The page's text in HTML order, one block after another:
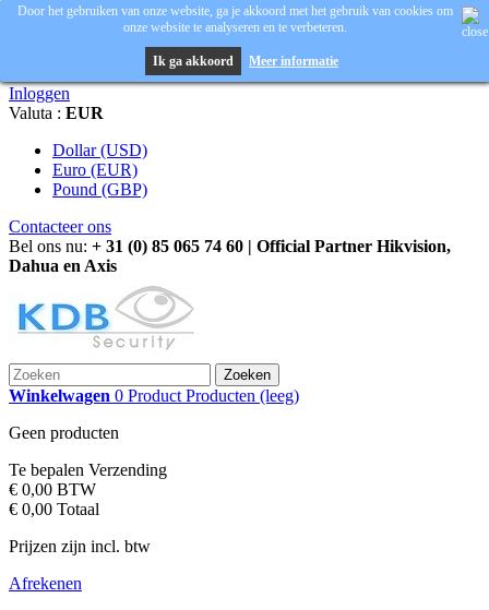
Inloggen
Valuta : EUR
Dollar (USD)
Euro (EUR)
Pound (GBP)
Contacteer ons
Bel ons nu: + 31 (0) 85 065 74 60 | Official Partner Hikvision,
Dahua en Axis
Zoeken
Winkelwagen 0 Product Producten (leeg)
Geen producten
Te bepalen Verzending
€ 0,00 BTW
€ 0,00 Totaal
Prijzen zijn incl. btw
Afrekenen
Door het gebruiken van onze website, ga je akkoord met het gebruik van cookies om
onze website te analyseren en te verbeteren.
Ik ga akkoord Meer informatie